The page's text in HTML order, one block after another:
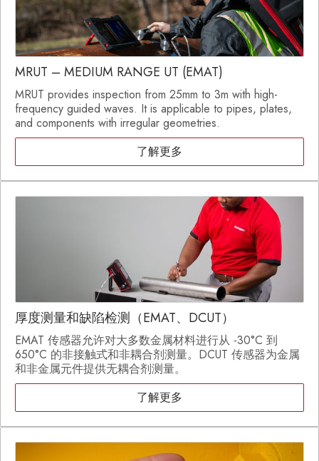
MRUT – MEDIUM RANGE UT (EMAT)
MRUT provides inspection from 25mm to 3m with high-
frequency guided waves. It is applicable to pipes, plates,
and components with irregular geometries.
了解更多
厚度测量和缺陷检测（EMAT、DCUT）
EMAT 传感器允许对大多数金属材料进行从 -30°C 到
650°C 的非接触式和非耦合剂测量。DCUT 传感器为金属
和非金属元件提供无耦合剂测量。
了解更多